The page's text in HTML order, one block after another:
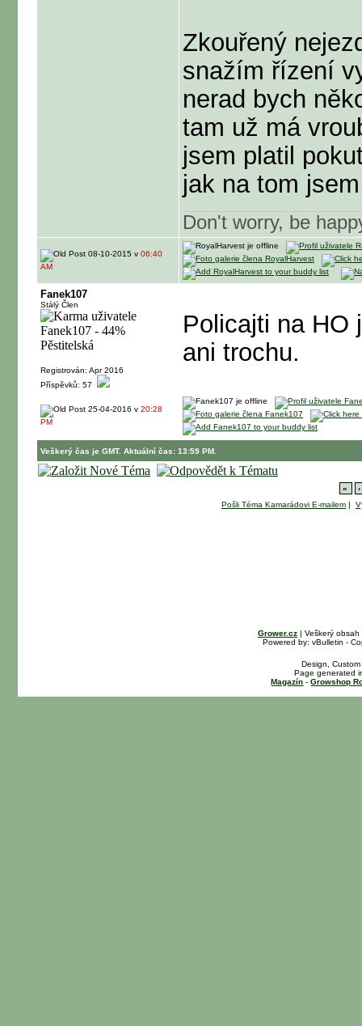
Zkouřený
snažím řízení
nerad bych
tam už má
jsem platil
jak na tom
Don't worry, be
08-10-2015 v 06:40
AM
Fanek107
Stálý Člen
Registrován: Apr 2016
Příspěvků: 57
Policajti na HO
ani trochu.
25-04-2016 v 20:28
PM
Veškerý čas je GMT. Aktuální čas: 13:59 PM.
«
‹
Pošli Téma Kamarádovi E-mailem |
Grower.cz | Veškerý
Powered by: vBulletin -
Design,
Page generated
Magazín -Growshop